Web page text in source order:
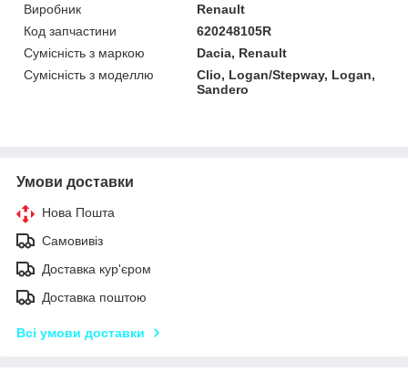
Виробник
Renault
Код запчастини
620248105R
Сумісність з маркою
Dacia, Renault
Сумісність з моделлю
Clio, Logan/Stepway, Logan,
Sandero
Умови доставки
Нова Пошта
Самовивіз
Доставка кур'єром
Доставка поштою
Всі умови доставки